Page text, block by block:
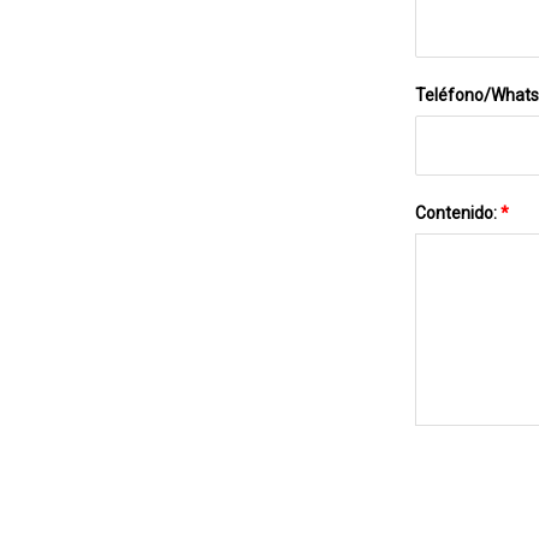
Teléfono/
Contenido:*